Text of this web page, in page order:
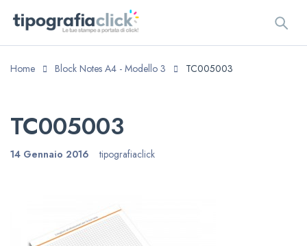
Home Block Notes A4 - Modello 3 TC005003
TC005003
14 Gennaio 2016 tipografiaclick